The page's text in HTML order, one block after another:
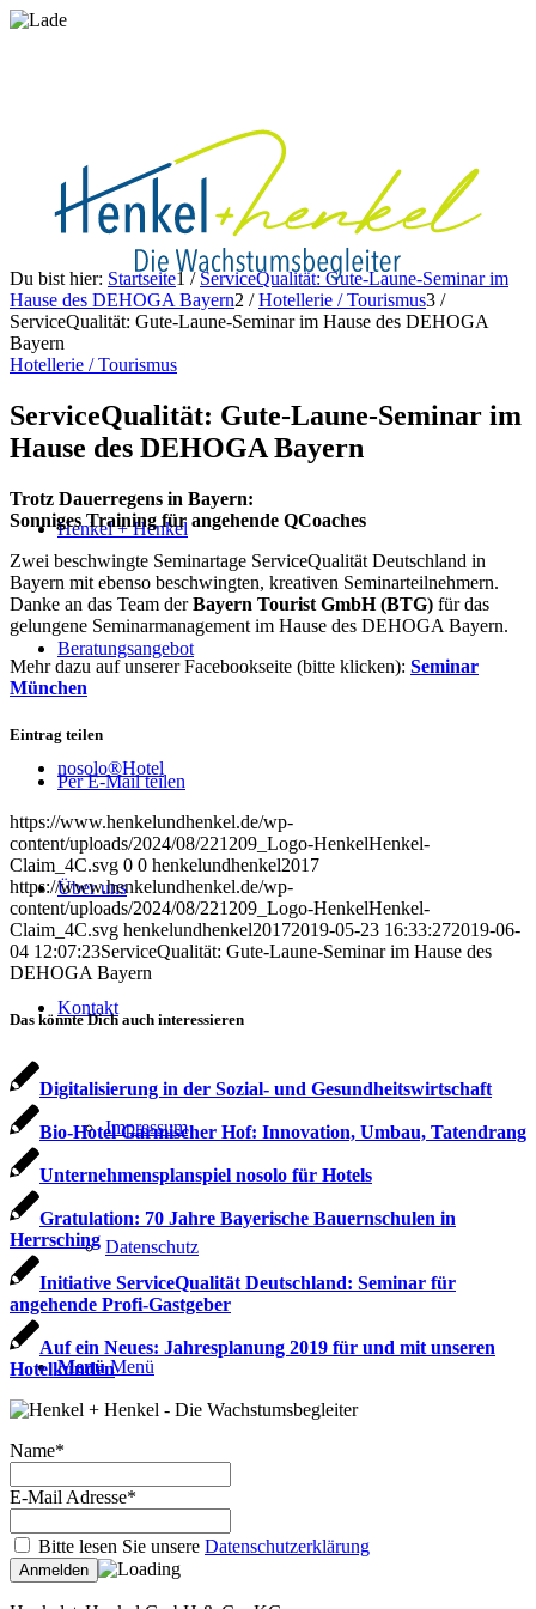
Henkel + Henkel
Beratungsangebot
nosolo®Hotel
Über uns
Kontakt
Impressum
Datenschutz
Menü Menü
Du bist hier: Startseite1 / ServiceQualität: Gute-Laune-Seminar im
Hause des DEHOGA Bayern2 / Hotellerie / Tourismus3 /
ServiceQualität: Gute-Laune-Seminar im Hause des DEHOGA
Bayern
Hotellerie / Tourismus
ServiceQualität: Gute-Laune-Seminar im
Hause des DEHOGA Bayern
Trotz Dauerregens in Bayern:
Sonniges Training für angehende QCoaches
Zwei beschwingte Seminartage ServiceQualität Deutschland in
Bayern mit ebenso beschwingten, kreativen Seminarteilnehmern.
Danke an das Team derBayern Tourist GmbH (BTG) für das
gelungene Seminarmanagement im Hause des DEHOGA Bayern.
Mehr dazu auf unserer Facebookseite (bitte klicken): Seminar
München
Eintrag teilen
Per E-Mail teilen
https://www.henkelundhenkel.de/wp-
content/uploads/2024/08/221209_Logo-HenkelHenkel-
Claim_4C.svg 0 0 henkelundhenkel2017
https://www.henkelundhenkel.de/wp-
content/uploads/2024/08/221209_Logo-HenkelHenkel-
Claim_4C.svg henkelundhenkel20172019-05-23 16:33:272019-06-
04 12:07:23ServiceQualität: Gute-Laune-Seminar im Hause des
DEHOGA Bayern
Das könnte Dich auch interessieren
Digitalisierung in der Sozial- und Gesundheitswirtschaft
Bio-Hotel Garmischer Hof: Innovation, Umbau, Tatendrang
Unternehmensplanspiel nosolo für Hotels
Gratulation: 70 Jahre Bayerische Bauernschulen in
Herrsching
Initiative ServiceQualität Deutschland: Seminar für
angehende Profi-Gastgeber
Auf ein Neues: Jahresplanung 2019 für und mit unseren
Hotelkunden
Name*
E-Mail Adresse*
Bitte lesen Sie unsere Datenschutzerklärung